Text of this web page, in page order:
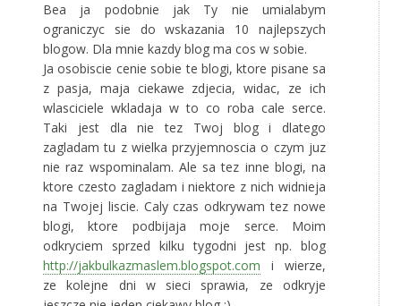
Bea ja podobnie jak Ty nie umialabym
ograniczyc sie do wskazania 10 najlepszych
blogow. Dla mnie kazdy blog ma cos w sobie.
Ja osobiscie cenie sobie te blogi, ktore pisane sa
z pasja, maja ciekawe zdjecia, widac, ze ich
wlasciciele wkladaja w to co roba cale serce.
Taki jest dla nie tez Twoj blog i dlatego
zagladam tu z wielka przyjemnoscia o czym juz
nie raz wspominalam. Ale sa tez inne blogi, na
ktore czesto zagladam i niektore z nich widnieja
na Twojej liscie. Caly czas odkrywam tez nowe
blogi, ktore podbijaja moje serce. Moim
odkryciem sprzed kilku tygodni jest np. blog
http://jakbulkazmaslem.blogspot.com i wierze,
ze kolejne dni w sieci sprawia, ze odkryje